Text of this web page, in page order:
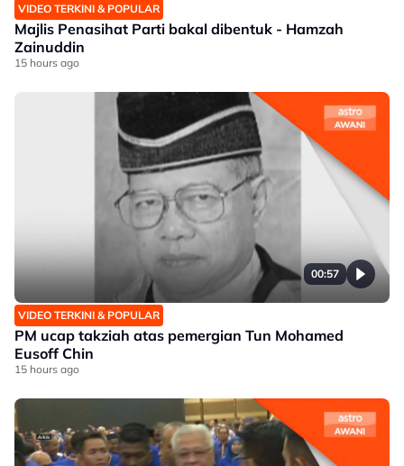
VIDEO TERKINI & POPULAR
Majlis Penasihat Parti bakal dibentuk - Hamzah
Zainuddin
15 hours ago
00:57
VIDEO TERKINI & POPULAR
PM ucap takziah atas pemergian Tun Mohamed
Eusoff Chin
15 hours ago